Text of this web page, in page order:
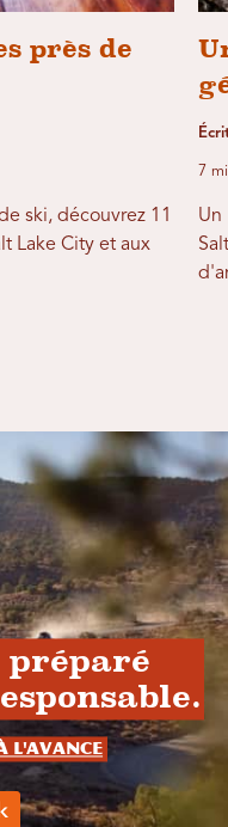
près de
ski, découvrez 11
Lake City et aux
7
Un
préparé
l'avance